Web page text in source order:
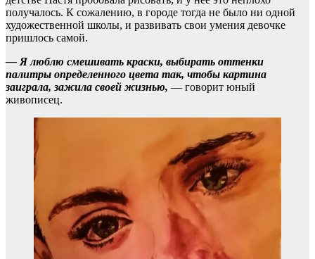
получалось. К сожалению, в городе тогда не было ни одной
художественной школы, и развивать свои умения девочке
пришлось самой.
— Я люблю смешивать краски, выбирать оттенки
палитры определенного цвета так, чтобы картина
заиграла, зажила своей жизнью, — говорит юный
живописец.